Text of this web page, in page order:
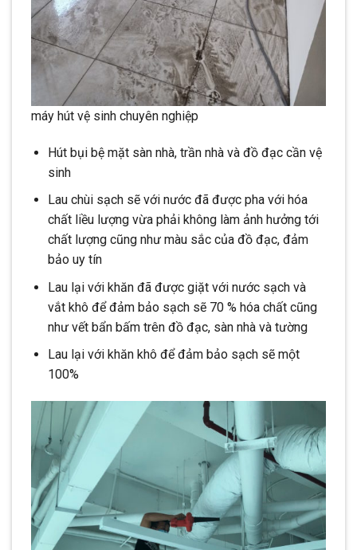
máy hút vệ sinh chuyên nghiệp
Hút bụi bệ mặt sàn nhà, trần nhà và đồ đạc cần vệ
sinh
Lau chùi sạch sẽ với nước đã được pha với hóa
chất liều lượng vừa phải không làm ảnh hưởng tới
chất lượng cũng như màu sắc của đồ đạc, đảm
bảo uy tín
Lau lại với khăn đã được giặt với nước sạch và
vắt khô để đảm bảo sạch sẽ 70 % hóa chất cũng
như vết bẩn bấm trên đồ đạc, sàn nhà và tường
Lau lại với khăn khô để đảm bảo sạch sẽ một
100%